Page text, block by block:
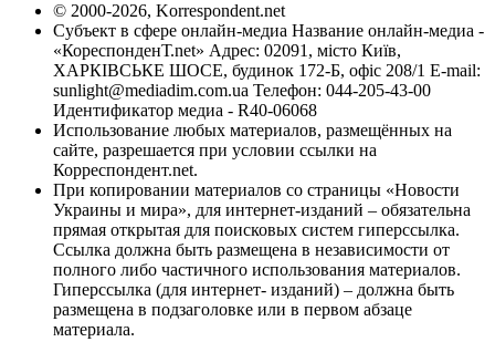
© 2000-2026, Korrespondent.net
Субъект в сфере онлайн-медиа Название онлайн-медиа -
«КореспонденТ.net» Адрес: 02091, місто Київ,
ХАРКІВСЬКЕ ШОСЕ, будинок 172-Б, офіс 208/1 E-mail:
sunlight@mediadim.com.ua Телефон: 044-205-43-00
Идентификатор медиа - R40-06068
Использование любых материалов, размещённых на
сайте, разрешается при условии ссылки на
Корреспондент.net.
При копировании материалов со страницы «Новости
Украины и мира», для интернет-изданий – обязательна
прямая открытая для поисковых систем гиперссылка.
Ссылка должна быть размещена в независимости от
полного либо частичного использования материалов.
Гиперссылка (для интернет- изданий) – должна быть
размещена в подзаголовке или в первом абзаце
материала.